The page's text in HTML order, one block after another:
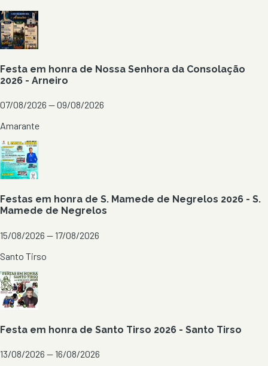
Festa em honra de Nossa Senhora da Consolação
2026 - Arneiro
07/08/2026 — 09/08/2026
Amarante
Festas em honra de S. Mamede de Negrelos 2026 - S.
Mamede de Negrelos
15/08/2026 — 17/08/2026
Santo Tirso
Festa em honra de Santo Tirso 2026 - Santo Tirso
13/08/2026 — 16/08/2026